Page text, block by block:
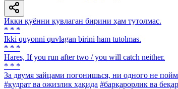
Икки қуённи қувлаган бирини ҳам тутолмас.
* * *
Ikki quyonni quvlagan birini ham tutolmas.
* * *
Hares, If you run after two / you will catch neither.
* * *
За двумя зайцами погонишься, ни одного не
#қудрат ва ожизлик ҳақида #барқарорлик ва